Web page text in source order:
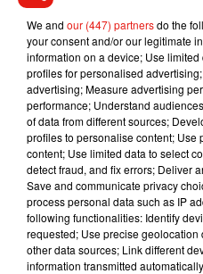
Contre la loi travail toujours,
production d'électricité aussi
CGTEnergie a appelé aussi à
ses centrales nucléaires. En
fois, une station sur 5 est en
aujourd’hui. D’ailleurs les
commencé, depuis deux
de pétrole en France. Alors
poursuit, les files d’attentes
France où le manque de
sérieusement...
We and our (447) partnersdo the
your consent and/or our legitimate
information on a device; Use
profiles for personalised
advertising; Measure advertising
performance; Understand
of data from different sources;
profiles to personalise content; Use
content; Use limited data to select
detect fraud, and fix errors; Deliver
Save and communicate privacy
process personal data such as IP
following functionalities: Identify
requested; Use precise
other data sources; Link different
information transmitted